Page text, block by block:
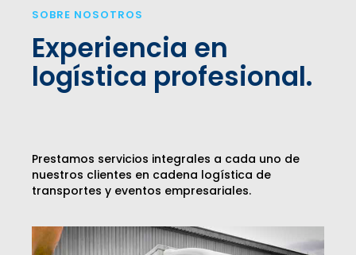
SOBRE NOSOTROS
Experiencia en
logística profesional.
Prestamos servicios integrales a cada uno de
nuestros clientes en cadena logística de
transportes y eventos empresariales.